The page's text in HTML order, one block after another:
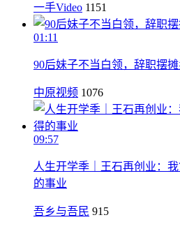
一手Video 1151
01:11
90后妹子不当白领，辞职摆
中原视频 1076
09:57
人生开学季｜王石再创业：
的事业
吾乡与吾民 915